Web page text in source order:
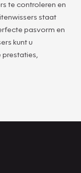
te controleren en
staat
pasvorm en
kunt u